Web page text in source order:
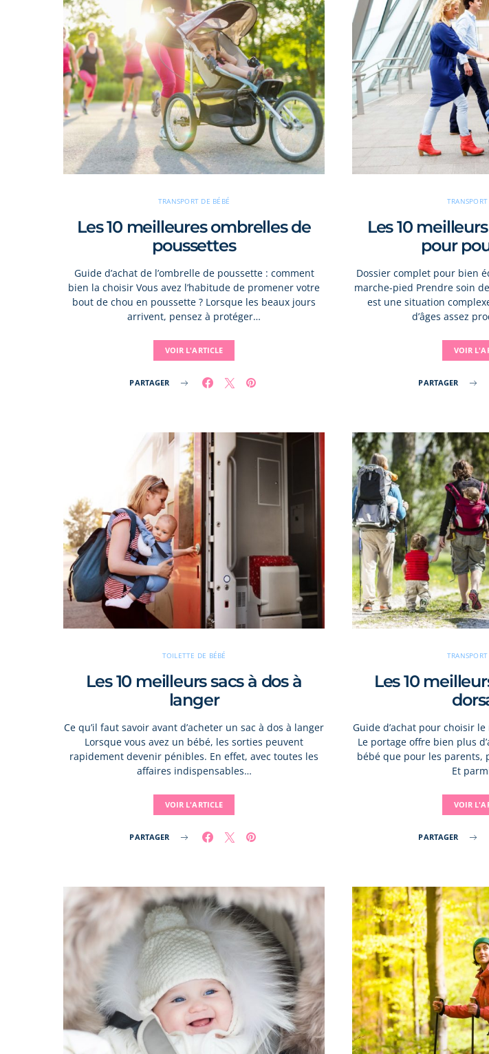
TRANSPORT DE BÉBÉ
Les 10 meilleures ombrelles de
poussettes
Guide d’achat de l’ombrelle de poussette : comment
bien la choisir Vous avez l’habitude de promener votre
bout de chou en poussette ? Lorsque les beaux jours
arrivent, pensez à protéger…
VOIR L'ARTICLE
PARTAGER
TOILETTE DE BÉBÉ
Les 10 meilleurs sacs à dos à
langer
Ce qu’il faut savoir avant d’acheter un sac à dos à langer
Lorsque vous avez un bébé, les sorties peuvent
rapidement devenir pénibles. En effet, avec toutes les
affaires indispensables…
VOIR L'ARTICLE
PARTAGER
Les 10
pour
Dossier complet pour bien
marche-pied Prendre soin
est une situation
d’âges assez
VOIR
PARTAGER
Les 10
Guide d’achat pour choisir
Le portage offre bien plus
bébé que pour les parents,
Et
VOIR
PARTAGER